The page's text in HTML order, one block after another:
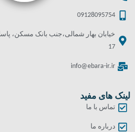
09128095754
خیابان بهار شمالی،جنب بانک مسکن،
17
info@ebara-ir.ir
لینک های مفید
تماس با ما
درباره ما